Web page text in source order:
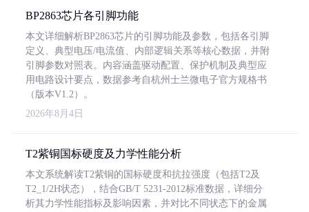
BP2863芯片各引脚功能
本文详细解析BP2863芯片的引脚功能及参数，包括各引脚
定义、典型电压/电流值、内部逻辑关系等核心数据，并附
引脚参数对照表。内容涵盖驱动配置、保护机制及典型应
用电路设计要点，数据参考自杭州士兰微电子官方规格书
（版本V1.2）。
2026年8月4日
T2紫铜国标硬度及力学性能分析
本文系统解读T2紫铜的国标硬度和抗拉强度（包括T2及
T2_1/2H状态），结合GB/T 5231-2012标准数据，详细分
析其力学性能指标及影响因素，并对比不同状态下的金属